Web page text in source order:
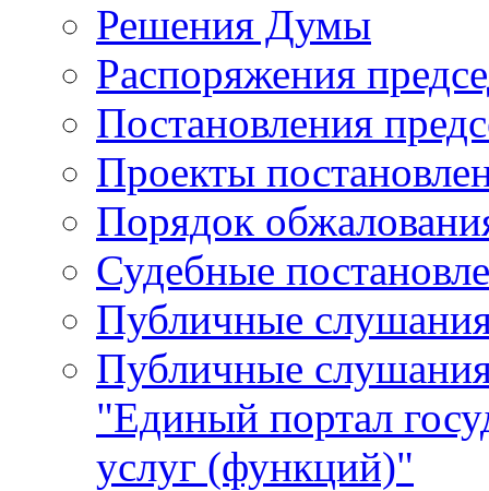
Решения Думы
Распоряжения
Постановления
Проекты
Порядок
Судебные
Публичные
Публичные
"Единый портал
услуг (функций)"